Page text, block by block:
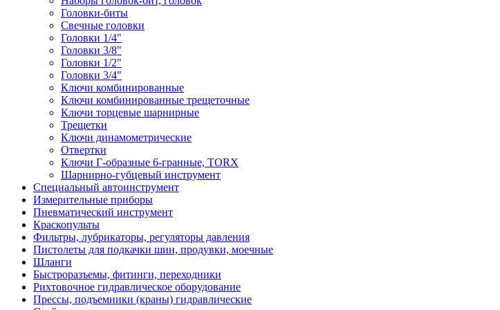
Головки-биты
Свечные головки
Головки 1/4"
Головки 3/8"
Головки 1/2"
Головки 3/4"
Ключи комбинированные
Ключи комбинированные трещеточные
Ключи торцевые шарнирные
Трещетки
Ключи динамометрические
Отвертки
Ключи Г-образные 6-гранные, TORX
Шарнирно-губцевый инструмент
Специальный автоинструмент
Измерительные приборы
Пневматический инструмент
Краскопульты
Фильтры, лубрикаторы, регуляторы давления
Пистолеты для подкачки шин, продувки, моечные
Шланги
Быстроразъемы, фитинги, переходники
Рихтовочное гидравлическое оборудование
Прессы, подъемники (краны) гидравлические